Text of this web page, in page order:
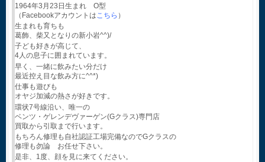
1964年3月23日生まれ O型
（Facebookアカウントは こちら ）
生まれも育ちも
葛飾、柴又となりの新小岩^^)/
子ども好きが高じて、
4人の息子に囲まれています。
早く、一緒に飲みたい分だけ
最近控え目な飲み方に^^*)
仕事も遊びも
オヤジ加減の熱さが好きです。
環状7号線沿い、唯一の
ベンツ・ゲレンデヴァーゲン(Gクラス)専門店
買取から引取まで行います。
もちろん修理も自社認証工場完備なのでGクラスの
修理も勿論 お任せ下さい。
是非、1度、顔を見に来てください。